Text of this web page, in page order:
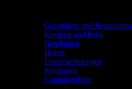
Gaststätten und Restaurants
Kneipen und Pubs
Berghütten
Hotels
Ferienwohnungen
Pensionen
Campingplätze